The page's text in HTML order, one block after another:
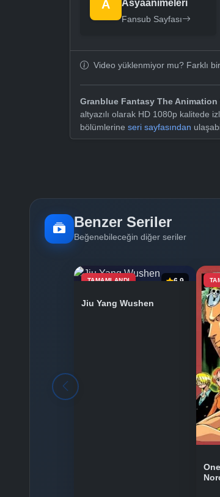
A Asyaanimeleri
Fansub Sayfası
Video yüklenmiyor mu? Farklı
Granblue Fantasy The Animation
altyazılı olarak HD 1080p kalitede
bölümlerine seri sayfasından
Benzer Seriler
Beğenebileceğin diğer seriler
TAMAMLANDI 6.9
Jiu Yang Wushen